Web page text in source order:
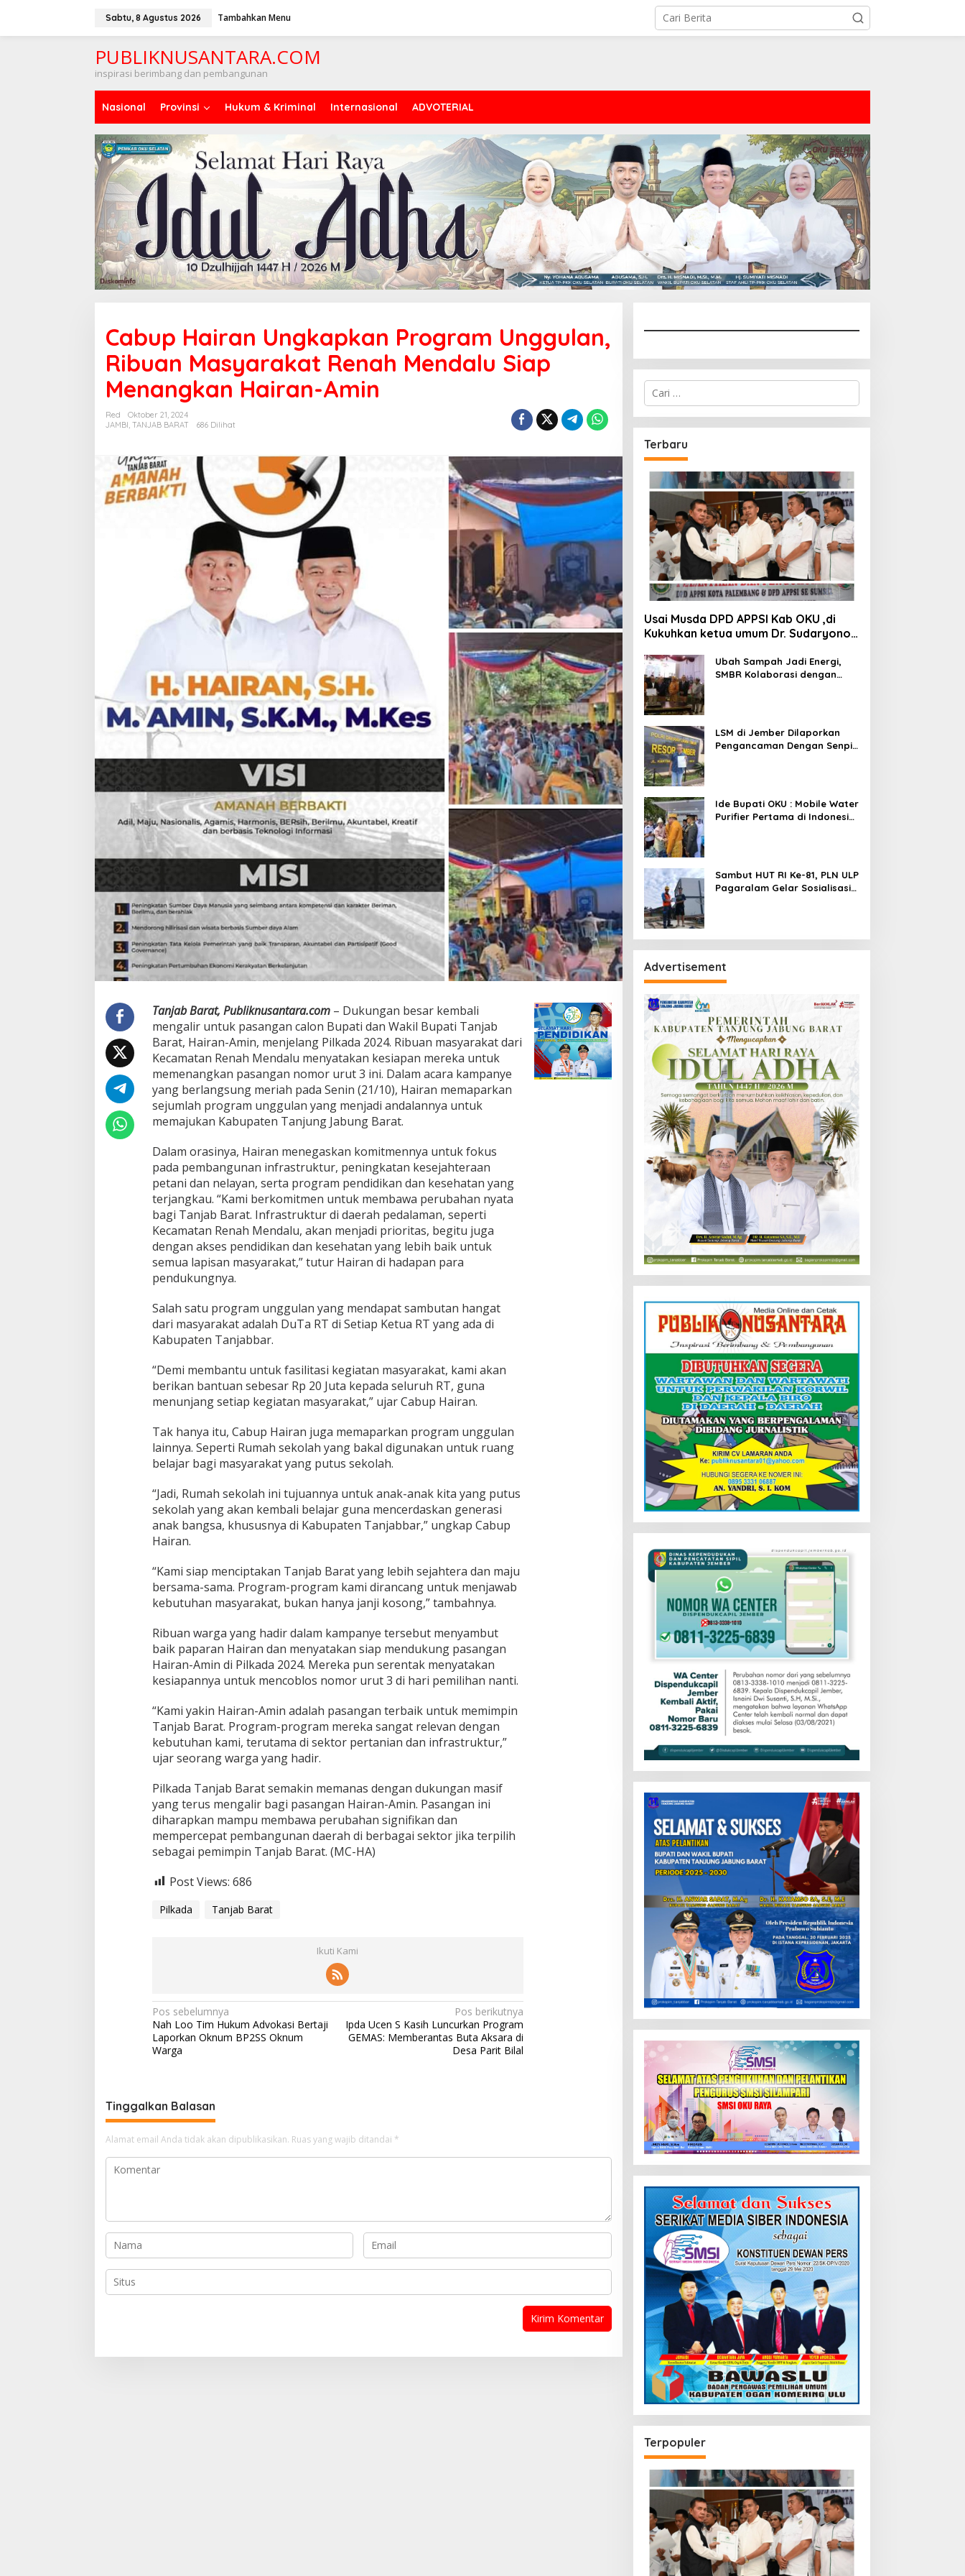
Sabtu, 8 Agustus 2026 Tambahkan Menu
PUBLIKNUSANTARA.COM
inspirasi berimbang dan pembangunan
Nasional Provinsi Hukum & Kriminal Internasional ADVOTERIAL
Cabup Hairan Ungkapkan Program Unggulan,
Ribuan Masyarakat Renah Mendalu Siap
Menangkan Hairan-Amin
Red
Oktober 21, 2024
JAMBI, TANJAB BARAT 686 Dilihat
Tanjab Barat, Publiknusantara.com– Dukungan besar kembali
mengalir untuk pasangan calon Bupati dan Wakil Bupati Tanjab
Barat, Hairan-Amin, menjelang Pilkada 2024. Ribuan masyarakat dari
Kecamatan Renah Mendalu menyatakan kesiapan mereka untuk
memenangkan pasangan nomor urut 3 ini. Dalam acara kampanye
yang berlangsung meriah pada Senin (21/10), Hairan memaparkan
sejumlah program unggulan yang menjadi andalannya untuk
memajukan Kabupaten Tanjung Jabung Barat.
Dalam orasinya, Hairan menegaskan komitmennya untuk fokus
pada pembangunan infrastruktur, peningkatan kesejahteraan
petani dan nelayan, serta program pendidikan dan kesehatan yang
terjangkau. “Kami berkomitmen untuk membawa perubahan nyata
bagi Tanjab Barat. Infrastruktur di daerah pedalaman, seperti
Kecamatan Renah Mendalu, akan menjadi prioritas, begitu juga
dengan akses pendidikan dan kesehatan yang lebih baik untuk
semua lapisan masyarakat,” tutur Hairan di hadapan para
pendukungnya.
Salah satu program unggulan yang mendapat sambutan hangat
dari masyarakat adalah DuTa RT di Setiap Ketua RT yang ada di
Kabupaten Tanjabbar.
“Demi membantu untuk fasilitasi kegiatan masyarakat, kami akan
berikan bantuan sebesar Rp 20 Juta kepada seluruh RT, guna
menunjang setiap kegiatan masyarakat,” ujar Cabup Hairan.
Tak hanya itu, Cabup Hairan juga memaparkan program unggulan
lainnya. Seperti Rumah sekolah yang bakal digunakan untuk ruang
belajar bagi masyarakat yang putus sekolah.
“Jadi, Rumah sekolah ini tujuannya untuk anak-anak kita yang putus
sekolah yang akan kembali belajar guna mencerdaskan generasi
anak bangsa, khususnya di Kabupaten Tanjabbar,” ungkap Cabup
Hairan.
“Kami siap menciptakan Tanjab Barat yang lebih sejahtera dan maju
bersama-sama. Program-program kami dirancang untuk menjawab
kebutuhan masyarakat, bukan hanya janji kosong,” tambahnya.
Ribuan warga yang hadir dalam kampanye tersebut menyambut
baik paparan Hairan dan menyatakan siap mendukung pasangan
Hairan-Amin di Pilkada 2024. Mereka pun serentak menyatakan
kesiapannya untuk mencoblos nomor urut 3 di hari pemilihan nanti.
“Kami yakin Hairan-Amin adalah pasangan terbaik untuk memimpin
Tanjab Barat. Program-program mereka sangat relevan dengan
kebutuhan kami, terutama di sektor pertanian dan infrastruktur,”
ujar seorang warga yang hadir.
Pilkada Tanjab Barat semakin memanas dengan dukungan masif
yang terus mengalir bagi pasangan Hairan-Amin. Pasangan ini
diharapkan mampu membawa perubahan signifikan dan
mempercepat pembangunan daerah di berbagai sektor jika terpilih
sebagai pemimpin Tanjab Barat. (MC-HA)
Post Views: 686
Pilkada Tanjab Barat
Ikuti Kami
Navigasi
pos
Pos sebelumnya
Nah Loo Tim Hukum Advokasi Bertaji
Laporkan Oknum BP2SS Oknum
Warga
Pos berikutnya
Ipda Ucen S Kasih Luncurkan Program
GEMAS: Memberantas Buta Aksara di
Desa Parit Bilal
Tinggalkan Balasan
Alamat email Anda tidak akan dipublikasikan. Ruas yang wajib ditandai *
Cari
untuk:
Terbaru
Usai Musda DPD APPSI Kab OKU ,di
Kukuhkan ketua umum Dr. Sudaryono,
Ubah Sampah Jadi Energi,
SMBR Kolaborasi dengan
LSM di Jember Dilaporkan
Pengancaman Dengan Senpi
Ide Bupati OKU : Mobile Water
Purifier Pertama di Indonesia,
Raja Di HUT ke-116 OKU
Sambut HUT RI Ke-81, PLN ULP
Pagaralam Gelar Sosialisasi
Advertisement
Terpopuler